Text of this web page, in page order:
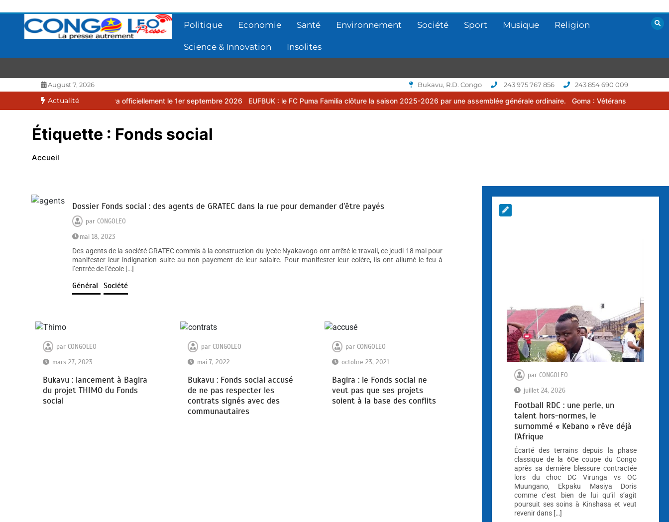
contenu
Politique Economie Santé Environnement Société Sport Musique Religion
Science & Innovation Insolites
CONGOLEO
La presse autrement
August 7, 2026 Bukavu, R.D. Congo 243 975 767 856 243 854 690 009
Actualité
2027 débutera officiellement le 1er septembre 2026 EUFBUK : le FC Puma Familia clôture la saison 2025-2026 par une assemblée générale ordinaire. Goma : Vétérans Cup 2026 -2027, une
Étiquette : Fonds social
Accueil
Dossier Fonds social : des agents de GRATEC dans la rue pour demander d’être payés
parCONGOLEO
mai 18, 2023
Des agents de la société GRATEC commis à la construction du lycée Nyakavogo ont arrêté le travail, ce jeudi 18 mai pour
manifester leur indignation suite au non payement de leur salaire. Pour manifester leur colère, ils ont allumé le feu à
l’entrée de l’école […]
Général Société
parCONGOLEO
mars 27, 2023
Bukavu : lancement à Bagira
du projet THIMO du Fonds
social
par CONGOLEO
mai 7, 2022
Bukavu : Fonds social accusé
de ne pas respecter les
contrats signés avec des
communautaires
par CONGOLEO
octobre 23, 2021
Bagira : le Fonds social ne
veut pas que ses projets
soient à la base des conflits
par CONGOLEO
juillet 24, 2026
Football RDC : une perle, un
talent hors-normes, le
surnommé « Kebano » rêve déjà
l’Afrique
Écarté des terrains depuis la phase
classique de la 60e coupe du Congo
après sa dernière blessure contractée
lors du choc DC Virunga vs OC
Muungano, Ekpaku Masiya Doris
comme c’est bien de lui qu’il s’agit
poursuit ses soins à Kinshasa et veut
revenir dans […]